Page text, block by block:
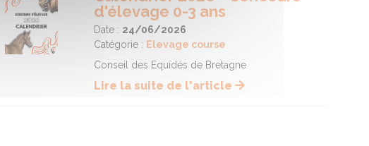
d'élevage 0-3 ans
Date : 24/06/2026
Catégorie : Elevage course
Conseil des Equidés de Bretagne
Lire la suite de l'article